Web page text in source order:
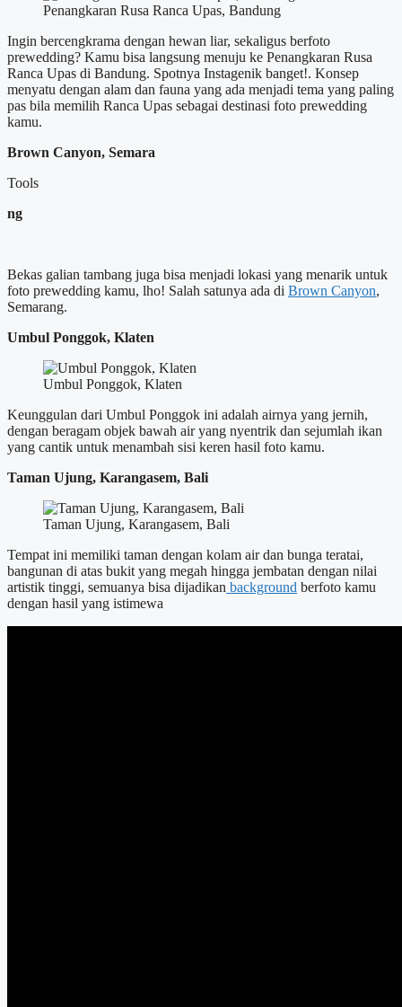
Penangkaran Rusa Ranca Upas, Bandung
Ingin bercengkrama dengan hewan liar, sekaligus berfoto
prewedding? Kamu bisa langsung menuju ke Penangkaran Rusa
Ranca Upas di Bandung. Spotnya Instagenik banget!. Konsep
menyatu dengan alam dan fauna yang ada menjadi tema yang paling
pas bila memilih Ranca Upas sebagai destinasi foto prewedding
kamu.
Brown Canyon, Semara
Tools
ng
Bekas galian tambang juga bisa menjadi lokasi yang menarik untuk
foto prewedding kamu, lho! Salah satunya ada di Brown Canyon,
Semarang.
Umbul Ponggok, Klaten
Umbul Ponggok, Klaten
Keunggulan dari Umbul Ponggok ini adalah airnya yang jernih,
dengan beragam objek bawah air yang nyentrik dan sejumlah ikan
yang cantik untuk menambah sisi keren hasil foto kamu.
Taman Ujung, Karangasem, Bali
Taman Ujung, Karangasem, Bali
Tempat ini memiliki taman dengan kolam air dan bunga teratai,
bangunan di atas bukit yang megah hingga jembatan dengan nilai
artistik tinggi, semuanya bisa dijadikan background berfoto kamu
dengan hasil yang istimewa